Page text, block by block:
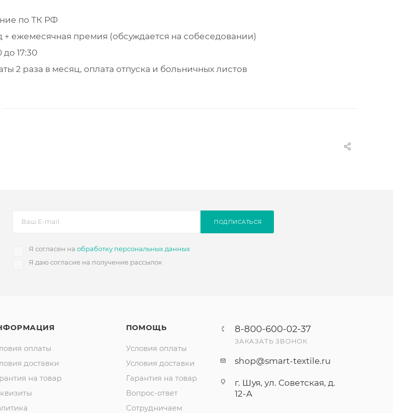
по ТК РФ
+ ежемесячная премия (обсуждается на собеседовании)
17:30
2 раза в месяц, оплата отпуска и больничных листов
Я согласен на обработку персональных данных
Я даю согласие на получение рассылок
ПОДПИСАТЬСЯ
оплаты
доставки
на товар
ПОМОЩЬ
Условия оплаты
Условия доставки
Гарантия на товар
Вопрос-ответ
Сотрудничаем
8-800-600-02-37
ЗАКАЗАТЬ ЗВОНОК
shop@smart-textile.ru
г. Шуя, ул. Советская, д.
12-А